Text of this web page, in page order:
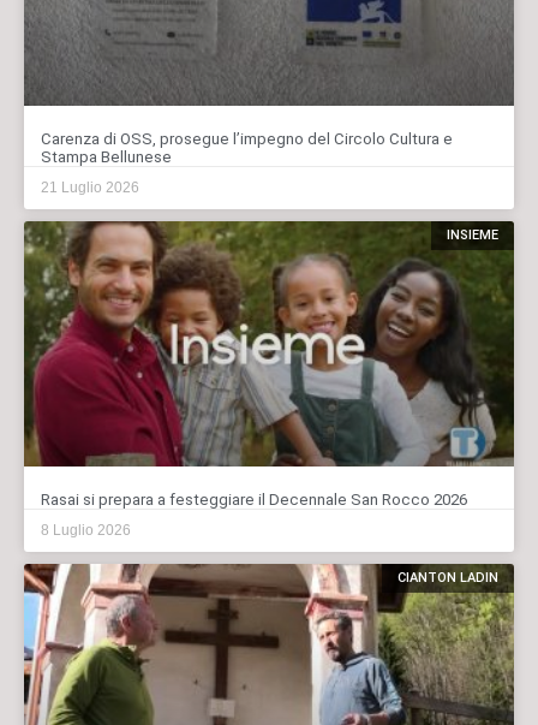
Carenza di OSS, prosegue l’impegno del Circolo Cultura e
Stampa Bellunese
21 Luglio 2026
INSIEME
Rasai si prepara a festeggiare il Decennale San Rocco 2026
8 Luglio 2026
CIANTON LADIN